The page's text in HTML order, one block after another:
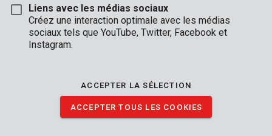
Liens avec les médias sociaux
Créez une interaction optimale avec les médias
sociaux tels que YouTube, Twitter, Facebook et
Instagram.
ACCEPTER LA SÉLECTION
ACCEPTER TOUS LES COOKIES